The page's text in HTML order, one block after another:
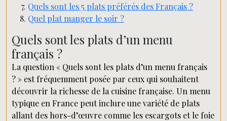
Quels sont les 5 plats préférés des Français ?
Quel plat manger le soir ?
Quels sont les plats d’un menu
français ?
La question « Quels sont les plats d’un menu français
? » est fréquemment posée par ceux qui souhaitent
découvrir la richesse de la cuisine française. Un menu
typique en France peut inclure une variété de plats
allant des hors-d’œuvre comme les escargots et le foie